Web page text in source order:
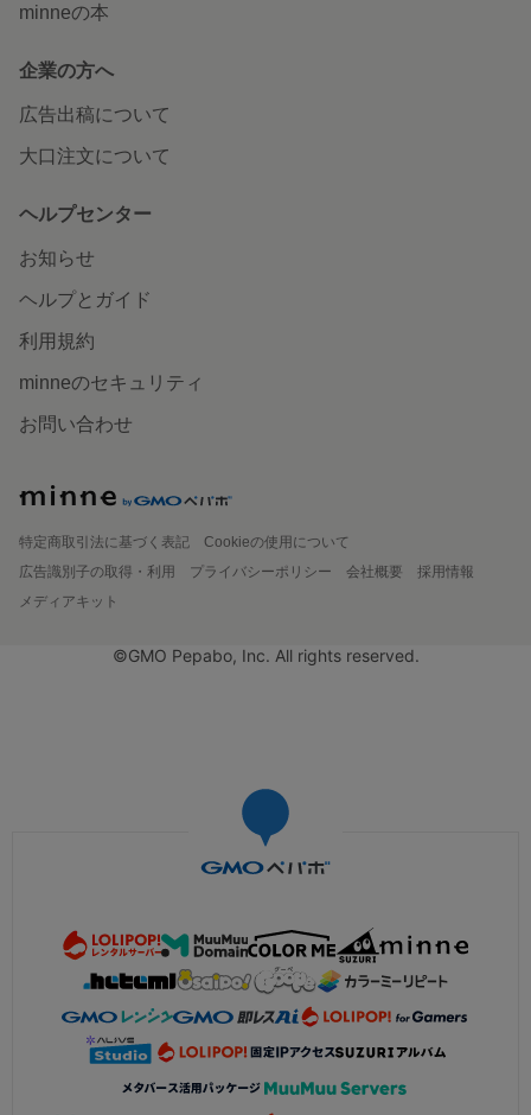
minneの本
企業の方へ
広告出稿について
大口注文について
ヘルプセンター
お知らせ
ヘルプとガイド
利用規約
minneのセキュリティ
お問い合わせ
特定商取引法に基づく表記
Cookieの使用について
広告識別子の取得・利用
プライバシーポリシー 会社概要
採用情報
メディアキット
©GMO Pepabo, Inc. All rights reserved.